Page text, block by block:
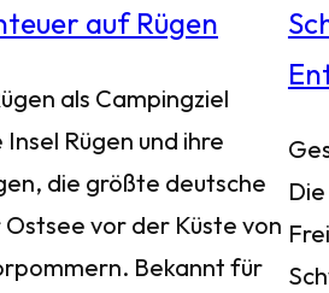
als Campingziel
Rügen und ihre
die größte deutsche
vor der Küste von
Bekannt für